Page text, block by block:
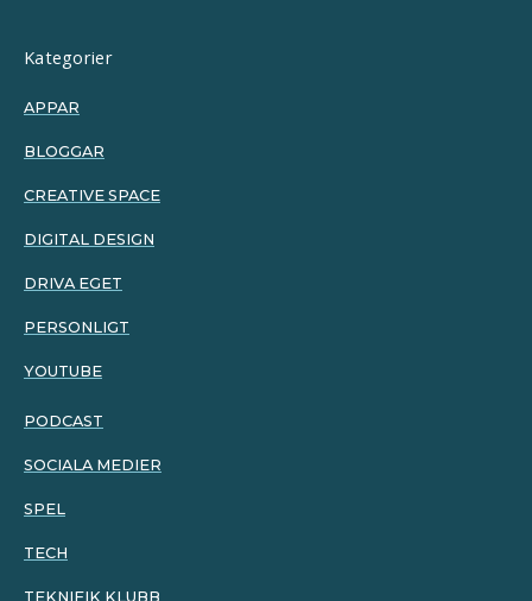
Kategorier
APPAR
BLOGGAR
CREATIVE SPACE
DIGITAL DESIGN
DRIVA EGET
PERSONLIGT
YOUTUBE
PODCAST
SOCIALA MEDIER
SPEL
TECH
TEKNIFIK KLUBB